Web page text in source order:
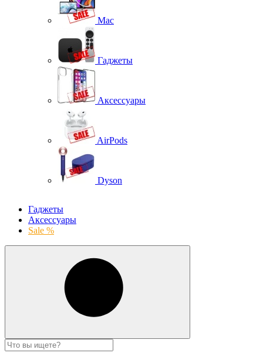
Mac
Гаджеты
Аксессуары
AirPods
Dyson
Гаджеты
Аксессуары
Sale %